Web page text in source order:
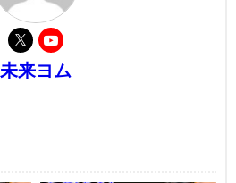
未来ヨム